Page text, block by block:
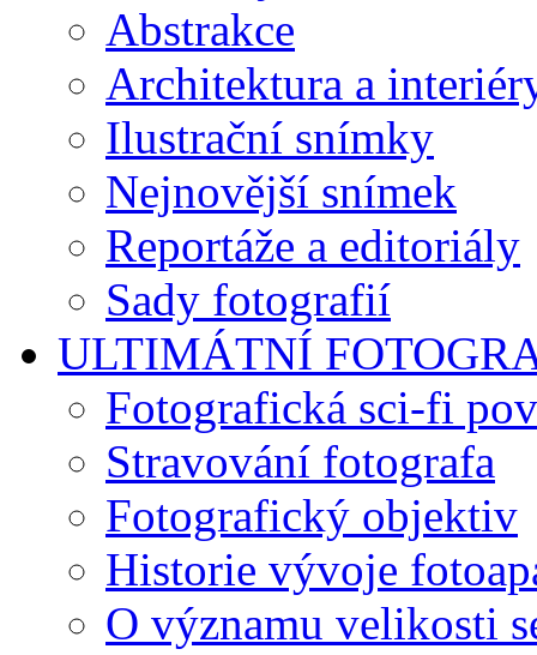
Abstrakce
Architektura a
Ilustrační snímky
Nejnovější snímek
Reportáže a editoriály
Sady fotografií
ULTIMÁTNÍ
Fotografická sci-fi
Stravování fotografa
Fotografický objektiv
Historie vývoje
O významu velikosti